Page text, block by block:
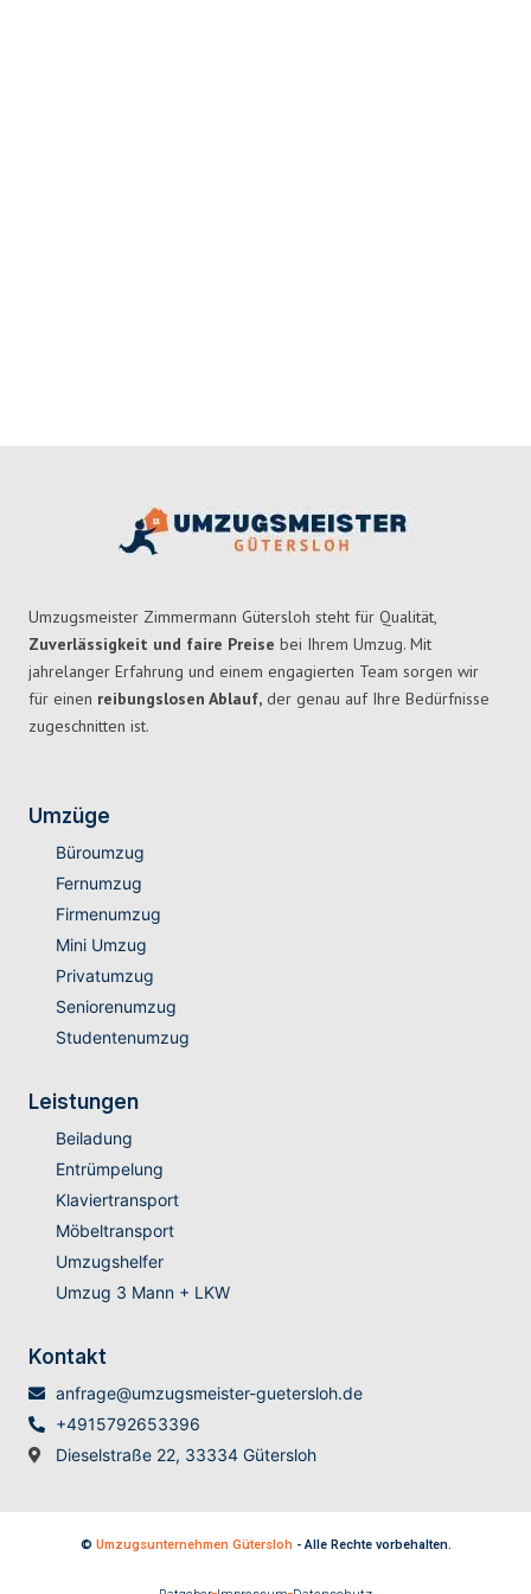
Umzugsmeister Zimmermann Gütersloh steht für Qualität,
Zuverlässigkeit und faire Preise bei Ihrem Umzug. Mit
jahrelanger Erfahrung und einem engagierten Team sorgen wir
für einen reibungslosen Ablauf, der genau auf Ihre Bedürfnisse
zugeschnitten ist.
Umzüge
Büroumzug
Fernumzug
Firmenumzug
Mini Umzug
Privatumzug
Seniorenumzug
Studentenumzug
Leistungen
Beiladung
Entrümpelung
Klaviertransport
Möbeltransport
Umzugshelfer
Umzug 3 Mann + LKW
Kontakt
anfrage@umzugsmeister-guetersloh.de
+4915792653396
Dieselstraße 22, 33334 Gütersloh
© Umzugsunternehmen Gütersloh - Alle Rechte vorbehalten.